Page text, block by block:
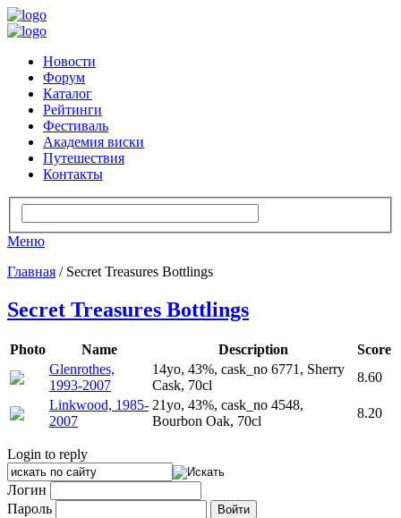
Новости
Форум
Каталог
Рейтинги
Фестиваль
Академия виски
Путешествия
Контакты
Меню
Главная / Secret Treasures Bottlings
Secret Treasures Bottlings
Photo Name Description
Score
Glenrothes,
1993-2007
14yo, 43%, cask_no 6771, Sherry
Cask, 70cl
8.60
Linkwood, 1985-
2007
21yo, 43%, cask_no 4548,
Bourbon Oak, 70cl
8.20
Login to reply
Логин
Пароль